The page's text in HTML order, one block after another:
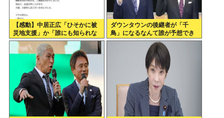
【感動】中居正広「ひそかに被
災地支援」か「誰にも知られな
くていい」
ダウンタウンの後継者が「千
鳥」になるなんて誰が予想でき
たんや